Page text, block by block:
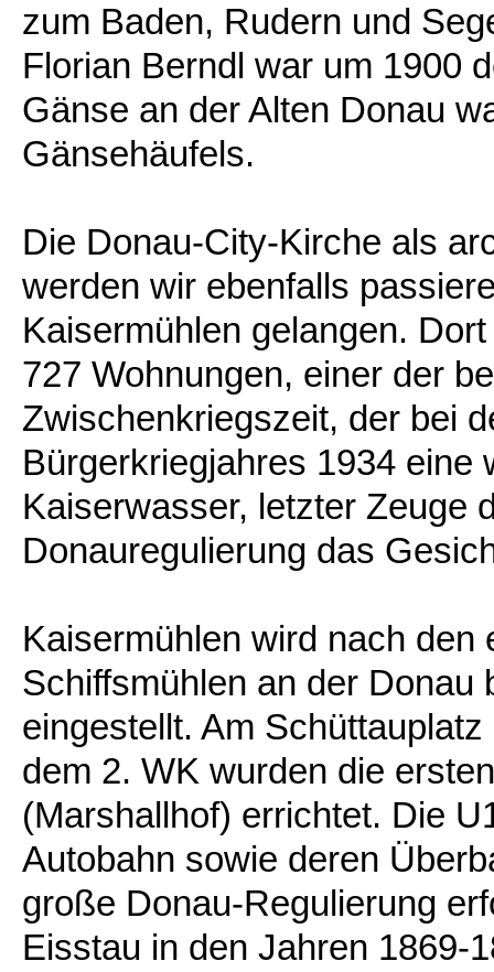
zum Baden, Rudern und
Florian Berndl war um 1900
Gänse an der Alten Donau
Gänsehäufels.
Die Donau-City-Kirche als
werden wir ebenfalls
Kaisermühlen gelangen.
727 Wohnungen, einer der
Zwischenkriegszeit, der bei
Bürgerkriegjahres 1934 eine
Kaiserwasser, letzter Zeuge
Donauregulierung das
Kaisermühlen wird nach den
Schiffsmühlen an der Donau
eingestellt. Am
dem 2. WK wurden die
(Marshallhof) errichtet. Die
Autobahn sowie deren
große Donau-Regulierung
Eisstau in den Jahren 1869-